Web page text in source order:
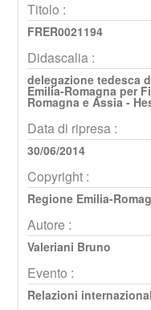
Titolo :
FRER0021194
Didascalia :
delegazione tedesca
Emilia-Romagna per
Romagna e Assia -
Data di ripresa :
30/06/2014
Copyright :
Regione Emilia-
Autore :
Valeriani Bruno
Evento :
Relazioni